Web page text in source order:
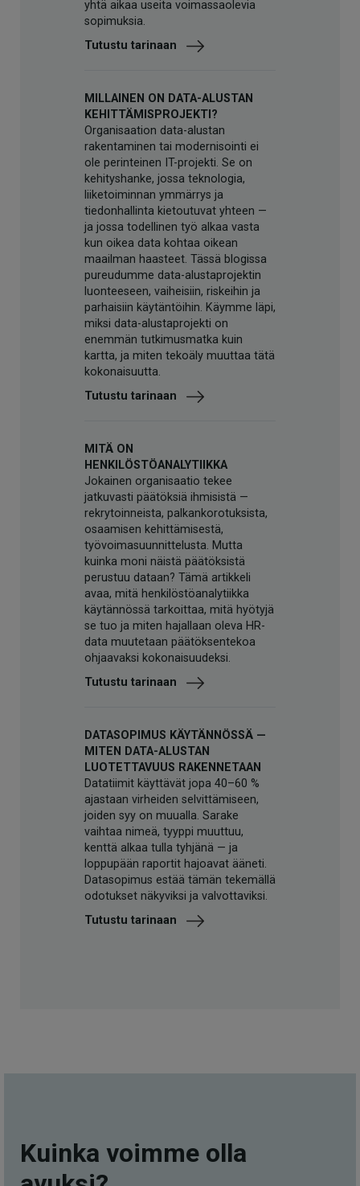
yhtä aikaa useita voimassaolevia
sopimuksia.
Tutustu tarinaan
MILLAINEN ON DATA-ALUSTAN
KEHITTÄMISPROJEKTI?
Organisaation data-alustan
rakentaminen tai modernisointi ei
ole perinteinen IT-projekti. Se on
kehityshanke, jossa teknologia,
liiketoiminnan ymmärrys ja
tiedonhallinta kietoutuvat yhteen —
ja jossa todellinen työ alkaa vasta
kun oikea data kohtaa oikean
maailman haasteet. Tässä blogissa
pureudumme data-alustaprojektin
luonteeseen, vaiheisiin, riskeihin ja
parhaisiin käytäntöihin. Käymme läpi,
miksi data-alustaprojekti on
enemmän tutkimusmatka kuin
kartta, ja miten tekoäly muuttaa tätä
kokonaisuutta.
Tutustu tarinaan
MITÄ ON
HENKILÖSTÖANALYTIIKKA
Jokainen organisaatio tekee
jatkuvasti päätöksiä ihmisistä —
rekrytoinneista, palkankorotuksista,
osaamisen kehittämisestä,
työvoimasuunnittelusta. Mutta
kuinka moni näistä päätöksistä
perustuu dataan? Tämä artikkeli
avaa, mitä henkilöstöanalytiikka
käytännössä tarkoittaa, mitä hyötyjä
se tuo ja miten hajallaan oleva HR-
data muutetaan päätöksentekoa
ohjaavaksi kokonaisuudeksi.
Tutustu tarinaan
DATASOPIMUS KÄYTÄNNÖSSÄ —
MITEN DATA-ALUSTAN
LUOTETTAVUUS RAKENNETAAN
Datatiimit käyttävät jopa 40–60 %
ajastaan virheiden selvittämiseen,
joiden syy on muualla. Sarake
vaihtaa nimeä, tyyppi muuttuu,
kenttä alkaa tulla tyhjänä — ja
loppupään raportit hajoavat ääneti.
Datasopimus estää tämän tekemällä
odotukset näkyviksi ja valvottaviksi.
Tutustu tarinaan
Kuinka voimme olla